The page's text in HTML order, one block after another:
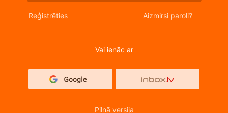
Reģistrēties Aizmirsi paroli?
Vai ienāc ar
Pilnā versija